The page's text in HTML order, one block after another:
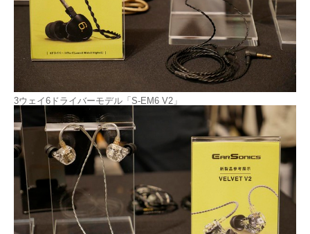
3ウェイ6ドライバーモデル「S-EM6 V2」